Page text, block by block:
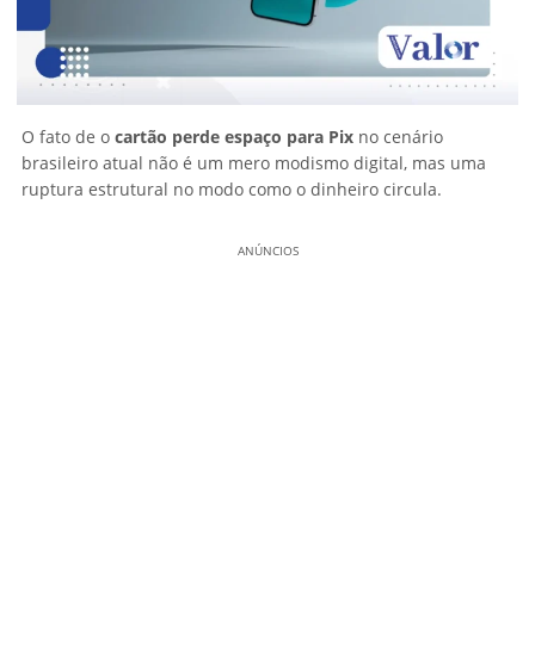
O fato de o cartão perde espaço para Pix no cenário
brasileiro atual não é um mero modismo digital, mas uma
ruptura estrutural no modo como o dinheiro circula.
ANÚNCIOS